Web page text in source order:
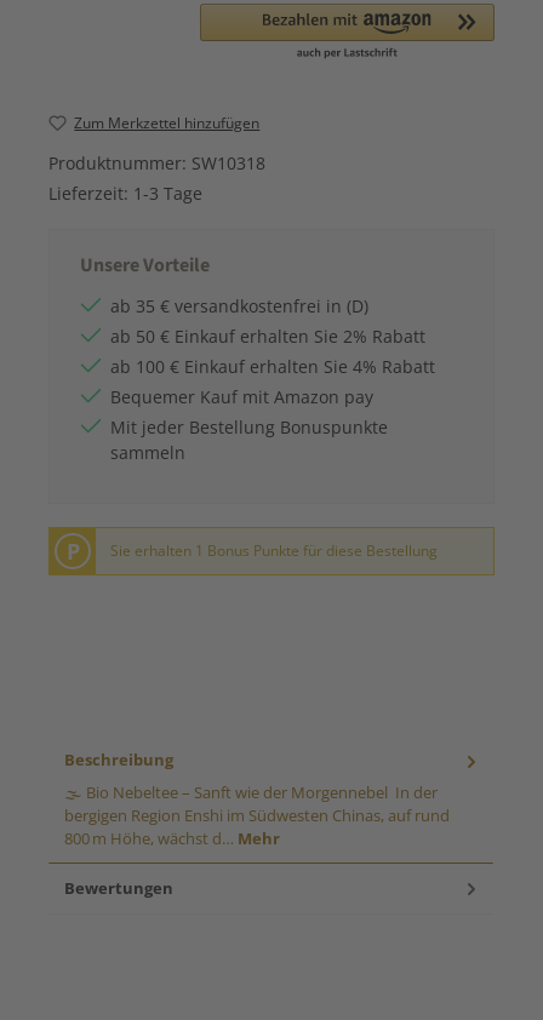
Zum Merkzettel hinzufügen
Produktnummer: SW10318
Lieferzeit: 1-3 Tage
Unsere Vorteile
ab 35 € versandkostenfrei in (D)
ab 50 € Einkauf erhalten Sie 2% Rabatt
ab 100 € Einkauf erhalten Sie 4% Rabatt
Bequemer Kauf mit Amazon pay
Mit jeder Bestellung Bonuspunkte
sammeln
P Sie erhalten 1 Bonus Punkte für diese Bestellung
Beschreibung
🌫️ Bio Nebeltee – Sanft wie der Morgennebel In der
bergigen Region Enshi im Südwesten Chinas, auf rund
800 m Höhe, wächst d… Mehr
Bewertungen